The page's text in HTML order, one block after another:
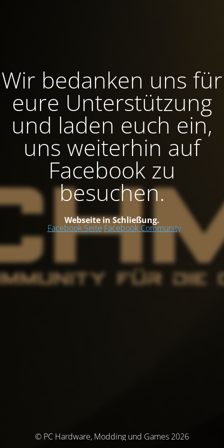
Wir bedanken uns für
eure Unterstützung
und laden euch ein,
uns weiterhin auf
Facebook zu
besuchen.
Webseite in Schließung.
Facebook Seite Facebook Community
© PC Hardware, Modding und Games 2026